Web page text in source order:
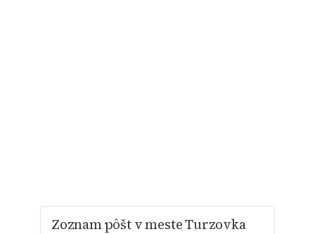
Zoznam pôšt v meste Turzovka